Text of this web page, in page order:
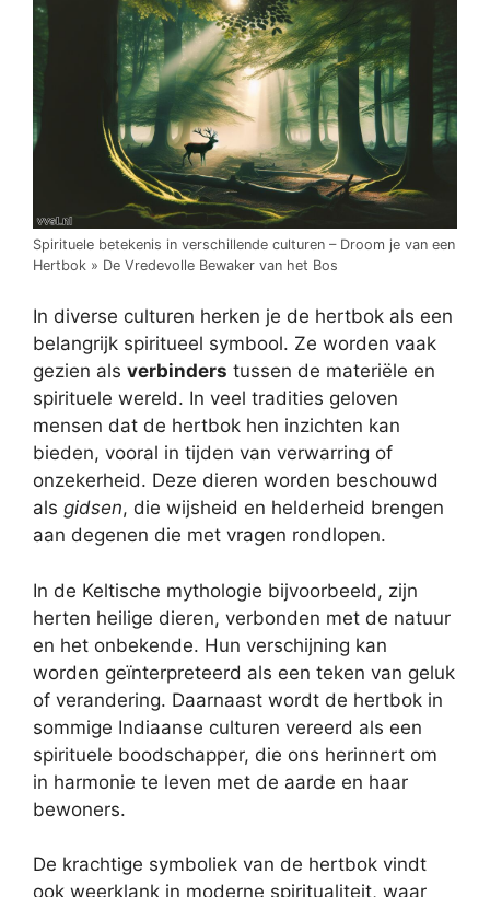
Spirituele betekenis in verschillende culturen – Droom je van een
Hertbok » De Vredevolle Bewaker van het Bos
In diverse culturen herken je de hertbok als een
belangrijk spiritueel symbool. Ze worden vaak
gezien als verbinders tussen de materiële en
spirituele wereld. In veel tradities geloven
mensen dat de hertbok hen inzichten kan
bieden, vooral in tijden van verwarring of
onzekerheid. Deze dieren worden beschouwd
als gidsen, die wijsheid en helderheid brengen
aan degenen die met vragen rondlopen.
In de Keltische mythologie bijvoorbeeld, zijn
herten heilige dieren, verbonden met de natuur
en het onbekende. Hun verschijning kan
worden geïnterpreteerd als een teken van geluk
of verandering. Daarnaast wordt de hertbok in
sommige Indiaanse culturen vereerd als een
spirituele boodschapper, die ons herinnert om
in harmonie te leven met de aarde en haar
bewoners.
De krachtige symboliek van de hertbok vindt
ook weerklank in moderne spiritualiteit, waar